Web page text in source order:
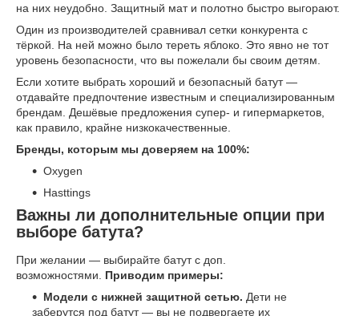
на них неудобно. Защитный мат и полотно быстро выгорают.
Один из производителей сравнивал сетки конкурента с
тёркой. На ней можно было тереть яблоко. Это явно не тот
уровень безопасности, что вы пожелали бы своим детям.
Если хотите выбрать хороший и безопасный батут —
отдавайте предпочтение известным и специализированным
брендам. Дешёвые предложения супер- и гипермаркетов,
как правило, крайне низкокачественные.
Бренды, которым мы доверяем на 100%:
Oxygen
Hasttings
Важны ли дополнительные опции при
выборе батута?
При желании — выбирайте батут с доп.
возможностями. Приводим примеры:
Модели с нижней защитной сетью. Дети не
заберутся под батут — вы не подвергаете их